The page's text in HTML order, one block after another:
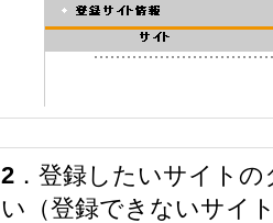
2 ．登録したいサイト
い（登録できないサイ